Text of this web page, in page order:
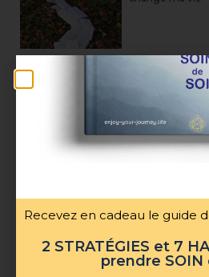
Consultations
Partage et
Recevez en cadeau le guide
2 STRATÉGIES et 7
prendre SOIN